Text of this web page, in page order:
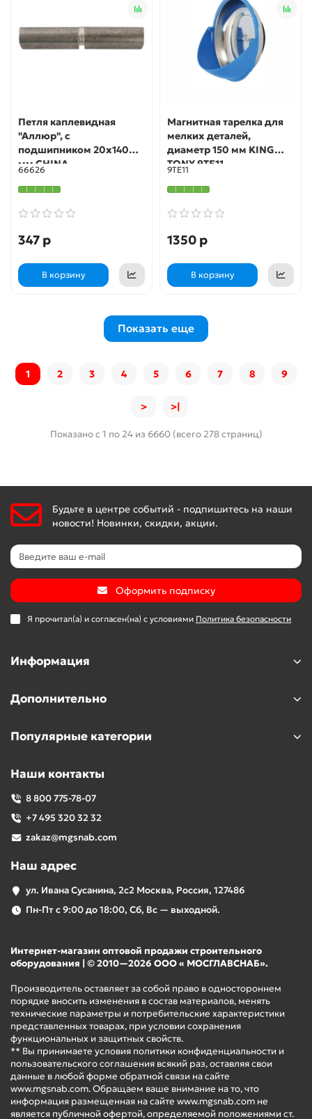
Петля каплевидная
"Аллюр", с
подшипником 20х140
мм CHINA
66626
347 р
В корзину
Магнитная тарелка для
мелких деталей,
диаметр 150 мм KING
TONY 9TE11
9TE11
1350 р
В корзину
Показать еще
1 2 3 4 5 6 7 8 9
> >|
Показано с 1 по 24 из 6660 (всего 278 страниц)
Будьте в центре событий - подпишитесь на наши
новости! Новинки, скидки, акции.
Оформить подписку
Я прочитал(а) и согласен(на) с условиями Политика безопасности
Информация
Дополнительно
Популярные категории
Наши контакты
8 800 775-78-07
+7 495 320 32 32
zakaz@mgsnab.com
Наш адрес
ул. Ивана Сусанина, 2с2 Москва, Россия, 127486
Пн-Пт с 9:00 до 18:00, Сб, Вс — выходной.
Интернет-магазин оптовой продажи строительного
оборудования | © 2010—2026 ООО « МОСГЛАВСНАБ».
Производитель оставляет за собой право в одностороннем
порядке вносить изменения в состав материалов, менять
технические параметры и потребительские характеристики
представленных товарах, при условии сохранения
функциональных и защитных свойств.
** Вы принимаете условия политики конфиденциальности и
пользовательского соглашения всякий раз, оставляя свои
данные в любой форме обратной связи на сайте
www.mgsnab.com. Обращаем ваше внимание на то, что
информация размещенная на сайте www.mgsnab.com не
является публичной офертой, определяемой положениями ст.